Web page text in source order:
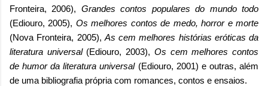
Fronteira, 2006), Grandes contos populares do mundo todo
(Ediouro, 2005), Os melhores contos de medo, horror e morte
(Nova Fronteira, 2005), As cem melhores histórias eróticas da
literatura universal(Ediouro, 2003), Os cem melhores contos
de humor da literatura universal(Ediouro, 2001) e outras, além
de uma bibliografia própria com romances, contos e ensaios.